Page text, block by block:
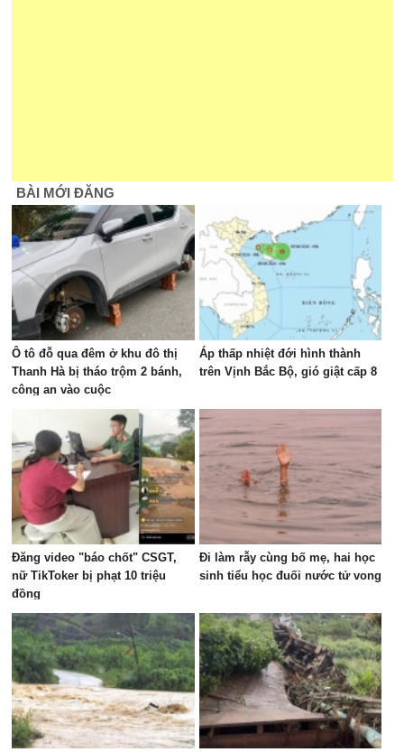
BÀI MỚI ĐĂNG
Ô tô đỗ qua đêm ở khu đô thị
Thanh Hà bị tháo trộm 2 bánh,
công an vào cuộc
Áp thấp nhiệt đới hình thành
trên Vịnh Bắc Bộ, gió giật cấp 8
Đăng video "báo chốt" CSGT,
nữ TikToker bị phạt 10 triệu
đồng
Đi làm rẫy cùng bố mẹ, hai học
sinh tiểu học đuối nước tử vong